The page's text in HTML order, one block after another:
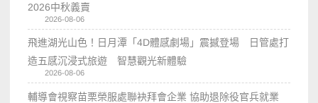
2026中秋義賣
2026-08-06
飛進湖光山色！日月潭「4D體感劇場」震撼登場 日管處打
造五感沉浸式旅遊 智慧觀光新體驗
2026-08-06
輔導會視察苗栗榮服處聯袂拜會企業 協助退除役官兵就業